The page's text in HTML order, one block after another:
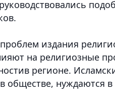
издания
на религиозные
регионе.
обществе, нуждаются